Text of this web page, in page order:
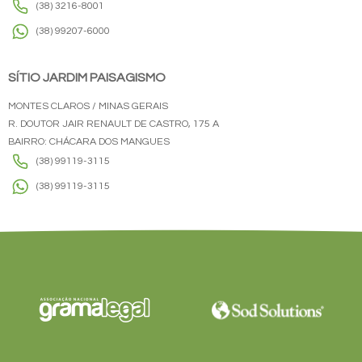
(38) 3216-8001
(38) 99207-6000
SÍTIO JARDIM PAISAGISMO
MONTES CLAROS / MINAS GERAIS
R. DOUTOR JAIR RENAULT DE CASTRO, 175 A
BAIRRO: CHÁCARA DOS MANGUES
(38) 99119-3115
(38) 99119-3115